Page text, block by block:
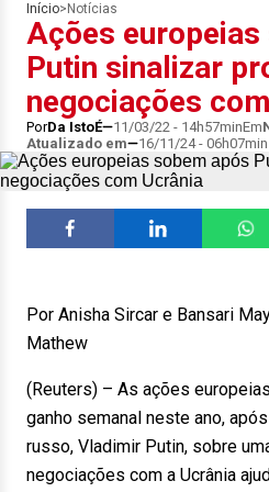
Início> Notícias
Ações
Putin sinalizar
negociações
PorDa IstoÉ 11/03/22 - 14h57minEm
Atualizado em
16/11/24 - 06h07min
Por Anisha Sircar e Bansari
Mathew
(Reuters) – As ações
ganho semanal neste ano,
russo, Vladimir Putin, sobre
negociações com a Ucrânia